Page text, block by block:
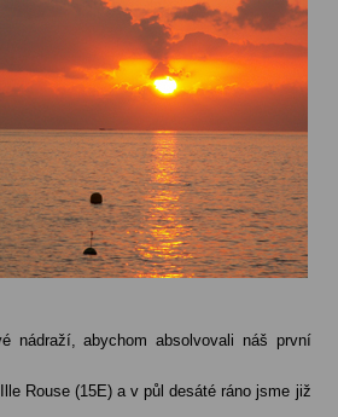
nádraží, abychom absolvovali náš první
Rouse (15E) a v půl desáté ráno jsme již